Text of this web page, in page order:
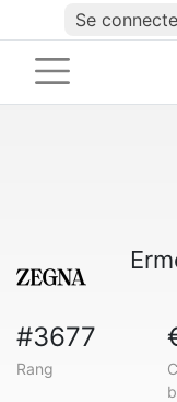
Se
#3677
Rang